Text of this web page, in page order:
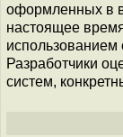
оформленных в
настоящее
использованием
Разработчики
систем,